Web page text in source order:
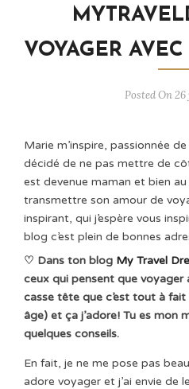
VOYAGER
Posted On
Marie m’inspire, passionnée
décidé de ne pas mettre de
est devenue maman et bien
transmettre son amour de
inspirant, qui j’espère vous
blog c’est plein de bonnes
♡ Dans ton blog My Travel
ceux qui pensent que voyager
casse tête que c’est tout à
âge) et ça j’adore! Tu es mon
quelques conseils.
En fait, je ne me pose pas
adore voyager et j’ai envie de